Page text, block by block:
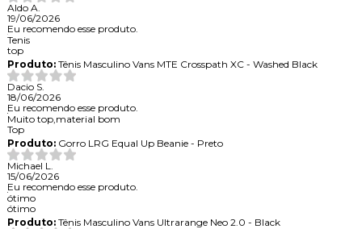
Aldo A.
19/06/2026
Eu recomendo esse produto.
Tenis
top
Produto:Tênis Masculino Vans MTE Crosspath XC - Washed Black
Dacio S.
18/06/2026
Eu recomendo esse produto.
Muito top,material bom
Top
Produto:Gorro LRG Equal Up Beanie - Preto
Michael L.
15/06/2026
Eu recomendo esse produto.
ótimo
ótimo
Produto:Tênis Masculino Vans Ultrarange Neo 2.0 - Black